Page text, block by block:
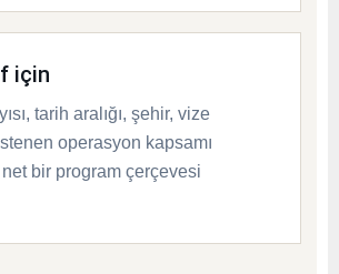
için
tarih aralığı, şehir, vize
operasyon kapsamı
net bir program çerçevesi